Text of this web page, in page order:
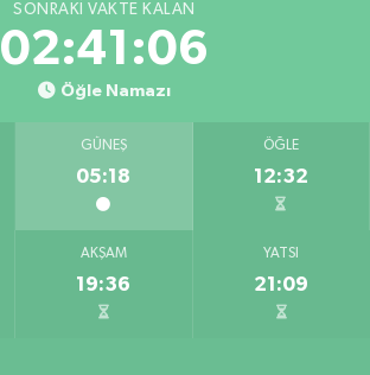
SONRAKI VAKTE KALAN
02:41:05
Öğle Namazı
GÜNEŞ
05:18
ÖĞLE
12:32
AKŞAM
19:36
YATSI
21:09